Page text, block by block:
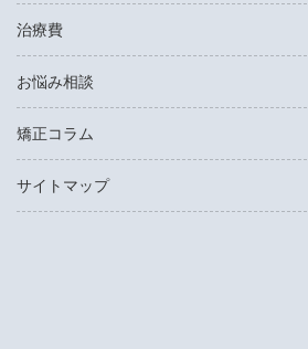
治療費
お悩み相談
矯正コラム
サイトマップ